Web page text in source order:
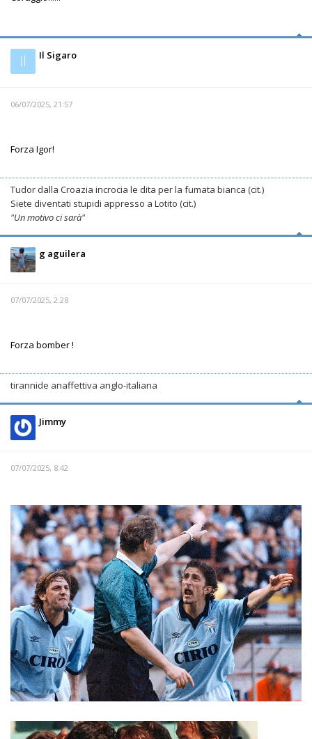
Il Il Sigaro
06/07/2025, 21:57
Forza Igor!
Tudor dalla Croazia incrocia le dita per la fumata bianca (cit.)
Siete diventati stupidi appresso a Lotito (cit.)
"Un motivo ci sarà"
g aguilera
07/07/2025, 2:28
Forza bomber !
tirannide anaffettiva anglo-italiana
Jimmy
07/07/2025, 8:42